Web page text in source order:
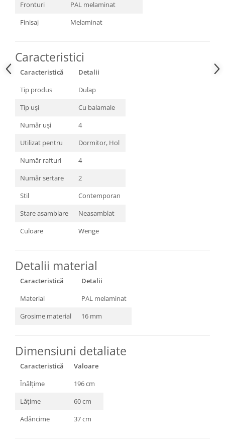
Fronturi
PAL melaminat
Finisaj
Melaminat
Caracteristici
Caracteristică
Detalii
Tip produs
Dulap
Tip uși
Cu balamale
Număr uși
4
Utilizat pentru
Dormitor, Hol
Număr rafturi
4
Număr sertare
2
Stil
Contemporan
Stare asamblare
Neasamblat
Culoare
Wenge
Detalii material
Caracteristică
Detalii
Material
PAL melaminat
Grosime material
16 mm
Dimensiuni detaliate
Caracteristică
Valoare
Înălțime
196 cm
Lățime
60 cm
Adâncime
37 cm